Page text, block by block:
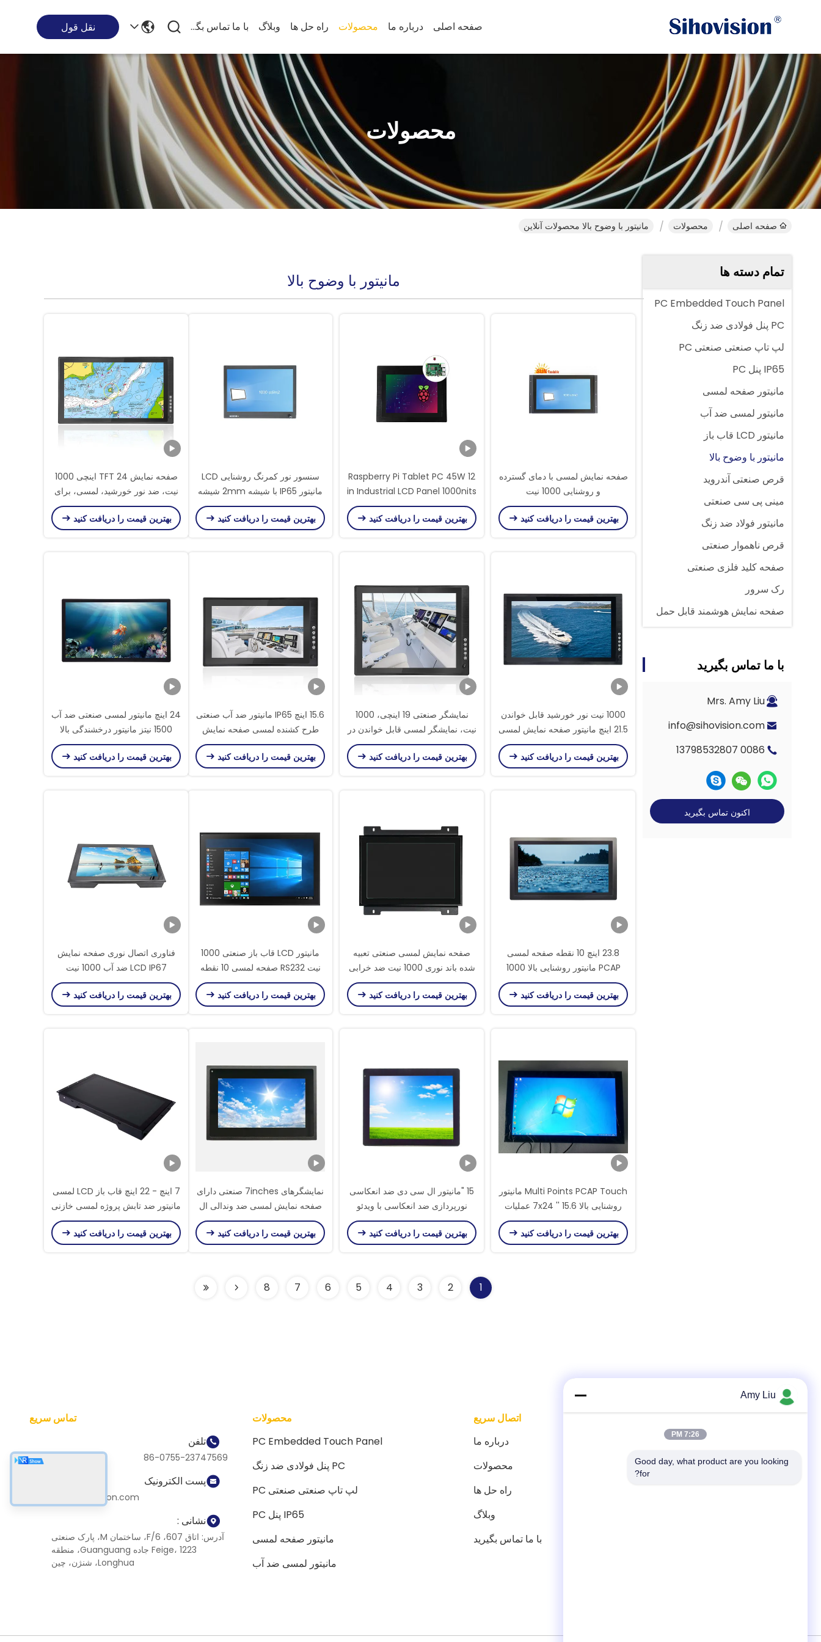
صفحه اصلی درباره ما محصولات راه حل ها وبلاگ با ما تماس بگیرید نقل قول
محصولات
صفحه اصلی محصولات مانیتور با وضوح بالا محصولات آنلاین
تمام دسته ها
PC Embedded Touch Panel
PC پنل فولادی ضد زنگ
لپ تاپ صنعتی صنعتی PC
IP65 پنل PC
مانیتور صفحه لمسی
مانیتور لمسی ضد آب
مانیتور LCD قاب باز
مانیتور با وضوح بالا
قرص صنعتی آندروید
مینی پی سی صنعتی
مانیتور فولاد ضد زنگ
قرص ناهموار صنعتی
صفحه کلید فلزی صنعتی
رک سرور
صفحه نمایش هوشمند قابل حمل
با ما تماس بگیرید
Mrs. Amy Liu
info@sihovision.com
0086 13798532807
اکنون تماس بگیرید
مانیتور با وضوح بالا
صفحه نمایش لمسی با دمای گسترده
و روشنایی 1000 نیت
بهترین قیمت را دریافت کنید
Raspberry Pi Tablet PC 45W 12
in Industrial LCD Panel 1000nits
LCD Touch Monitor
بهترین قیمت را دریافت کنید
سنسور نور کمرنگ روشنایی LCD
مانیتور IP65 با شیشه 2mm شیشه
ای
بهترین قیمت را دریافت کنید
صفحه نمایش TFT 24 اینچی 1000
نیت، ضد نور خورشید، لمسی، برای
قایق‌های ماهیگیری، قایق‌های بادبانی
و قایق‌های تفریحی ناوبری
بهترین قیمت را دریافت کنید
1000 نیت نور خورشید قابل خواندن
21.5 اینچ مانیتور صفحه نمایش لمسی
صنعتی با اتصال نوری و وضوح بالا
بهترین قیمت را دریافت کنید
نمایشگر صنعتی 19 اینچی، 1000
نیت، نمایشگر لمسی قابل خواندن در
نور خورشید با سنسور نور، موجودی،
منبع تغذیه DC 9-36V
بهترین قیمت را دریافت کنید
15.6 اینچ IP65 مانیتور ضد آب صنعتی
طرح کشنده لمسی صفحه نمایش
اپتیکال Bonding LCD 1000 Nits
نمایشگر با ضد درخشش
بهترین قیمت را دریافت کنید
24 اینچ مانیتور لمسی صنعتی ضد آب
1500 نیتز مانیتور درخشندگی بالا
بهترین قیمت را دریافت کنید
23.8 اینچ 10 نقطه صفحه لمسی
PCAP مانیتور روشنایی بالا 1000
نیت نور خورشید قابل خواندن
بهترین قیمت را دریافت کنید
صفحه نمایش لمسی صنعتی تعبیه
شده باند نوری 1000 نیت ضد خرابی
بهترین قیمت را دریافت کنید
مانیتور LCD قاب باز صنعتی 1000
نیت RS232 صفحه لمسی 10 نقطه
نور خورشید قابل خواندن
بهترین قیمت را دریافت کنید
فناوری اتصال نوری صفحه نمایش
LCD IP67 ضد آب 1000 نیت
بهترین قیمت را دریافت کنید
Multi Points PCAP Touch مانیتور
روشنایی بالا 15.6 '' 7x24 عملیات
مداوم
بهترین قیمت را دریافت کنید
15 "مانیتور ال سی دی ضد انعکاسی
نورپردازی ضد انعکاسی با ویدئو
RCA
بهترین قیمت را دریافت کنید
نمایشگرهای 7inches صنعتی دارای
صفحه نمایش لمسی ضد وندالی ال
سی دی با نور 1000 خورشیدی با
سنسور نور است
بهترین قیمت را دریافت کنید
7 اینچ - 22 اینچ قاب باز LCD لمسی
مانیتور ضد تابش پروژه لمسی خازنی
DC12V
بهترین قیمت را دریافت کنید
1
2
3
4
5
6
7
8
اتصال سریع
درباره ما
محصولات
راه حل ها
وبلاگ
با ما تماس بگیرید
محصولات
PC Embedded Touch Panel
PC پنل فولادی ضد زنگ
لپ تاپ صنعتی صنعتی PC
IP65 پنل PC
مانیتور صفحه لمسی
مانیتور لمسی ضد آب
تماس سریع
تلفن
86-0755-23747569
پست الکترونیک
info@sihovision.com
نشانی :
آدرس: اتاق 607، 6/F، ساختمان M، پارک صنعتی
Feige، 1223 جاده Guanguang، منطقه
Longhua، شنژن، چین
Amy Liu
7:26 PM
Good day, what product are you looking
for?